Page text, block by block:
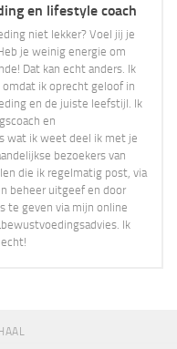
en lifestyle coach
niet lekker? Voel jij je
je weinig energie om
Dat kan echt anders. Ik
omdat ik oprecht geloof in
en de juiste leefstijl. Ik
en
wat ik weet deel ik met je
bezoekers van
die ik regelmatig post, via
beheer uitgeef en door
te geven via mijn online
Ik